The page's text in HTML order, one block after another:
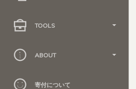
TOOLS
ABOUT
寄付について